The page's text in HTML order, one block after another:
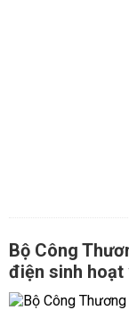
Bộ Công
điện sinh